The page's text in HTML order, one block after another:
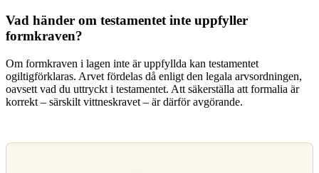
Vad händer om testamentet inte uppfyller
formkraven?
Om formkraven i lagen inte är uppfyllda kan testamentet
ogiltigförklaras. Arvet fördelas då enligt den legala arvsordningen,
oavsett vad du uttryckt i testamentet. Att säkerställa att formalia är
korrekt – särskilt vittneskravet – är därför avgörande.